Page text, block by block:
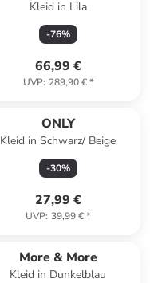
Kleid in Lila
-76%
66,99 €
UVP: 289,90 €*
ONLY
Kleid in Schwarz/ Beige
-30%
27,99 €
UVP: 39,99 €*
More & More
Kleid in Dunkelblau